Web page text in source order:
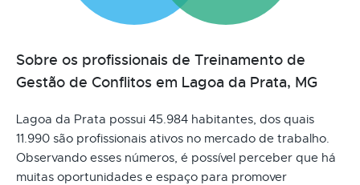
Sobre os profissionais de Treinamento de
Gestão de Conflitos em Lagoa da Prata, MG
Lagoa da Prata possui 45.984 habitantes, dos quais
11.990 são profissionais ativos no mercado de trabalho.
Observando esses números, é possível perceber que há
muitas oportunidades e espaço para promover